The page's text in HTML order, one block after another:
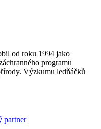
od roku 1994 jako
programu
Výzkumu ledňáčků